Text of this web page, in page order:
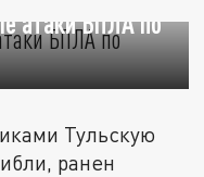
атаки БПЛА по
Тульскую
ранен